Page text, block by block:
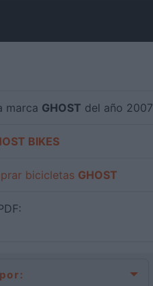
marca GHOST del año 2007
BIKES
bicicletas GHOST